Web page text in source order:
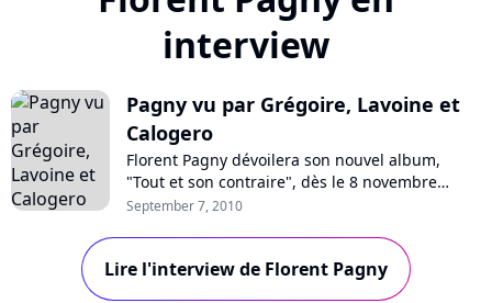
interview
Pagny vu par Grégoire, Lavoine et
Calogero
Florent Pagny dévoilera son nouvel album,
"Tout et son contraire", dès le 8 novembre
prochain. Un disque sur lequel collaborent
Attal, Vincent Baguian, Daran, John Mamann,
mais aussi Grégoire, Marc Lavoine, et Calogero
: visionnez les interview de ces trois derniers...
September 7, 2010
Lire l'interview de Florent Pagny